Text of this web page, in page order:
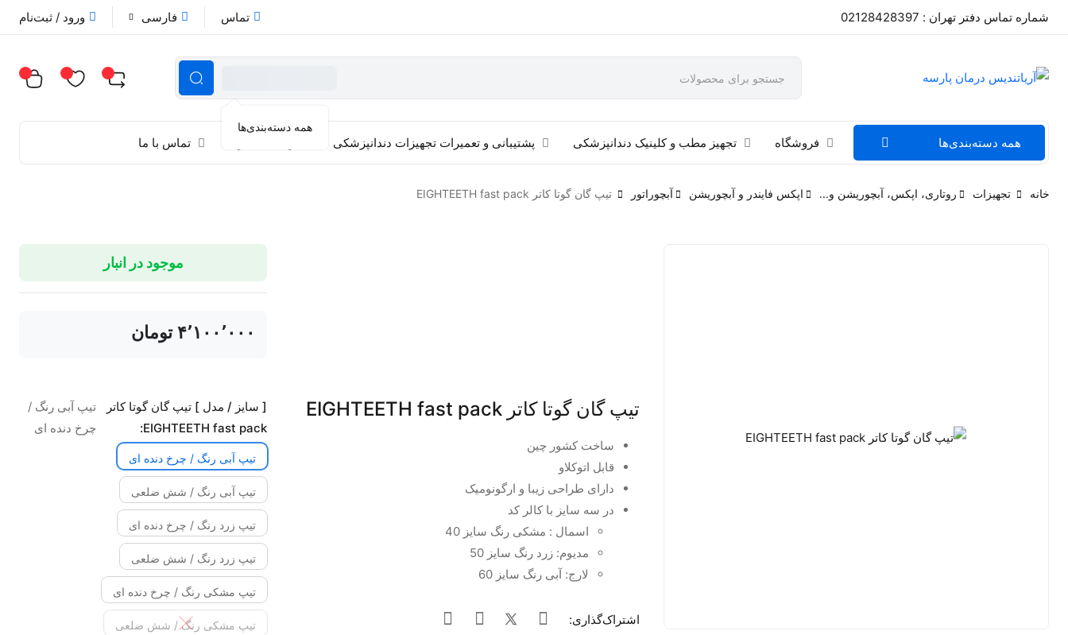
شماره تماس دفتر تهران : 02128428397 تماس فارسی ورود / ثبت‌نام
همه دسته‌بندی‌ها
همه دسته‌بندی‌ها فروشگاه تجهیز مطب و کلینیک دندانپزشکی پشتیبانی و تعمیرات تجهیزات دندانپزشکی تماس با ما
خانه تجهیزات روتاری، اپکس، آبچوریشن و... اپکس فایندر و آبچوریشن آبچوراتور تیپ گان گوتا کاتر EIGHTEETH fast pack
تیپ گان گوتا کاتر EIGHTEETH fast pack
ساخت کشور چین
قابل اتوکلاو
دارای طراحی زیبا و ارگونومیک
در سه سایز با کالر کد
اسمال : مشکی رنگ سایز 40
مدیوم: زرد رنگ سایز 50
لارج: آبی رنگ سایز 60
اشتراک‌گذاری:
موجود در انبار
‎ ۴٬۱۰۰٬۰۰۰تومان
[ سایز / مدل ] تیپ گان گوتا کاتر
EIGHTEETH fast pack:
تیپ آبی رنگ /
چرخ دنده ای
تیپ آبی رنگ / چرخ دنده ای
تیپ آبی رنگ / شش ضلعی
تیپ زرد رنگ / چرخ دنده ای
تیپ زرد رنگ / شش ضلعی
تیپ مشکی رنگ / چرخ دنده ای
تیپ مشکی رنگ / شش ضلعی